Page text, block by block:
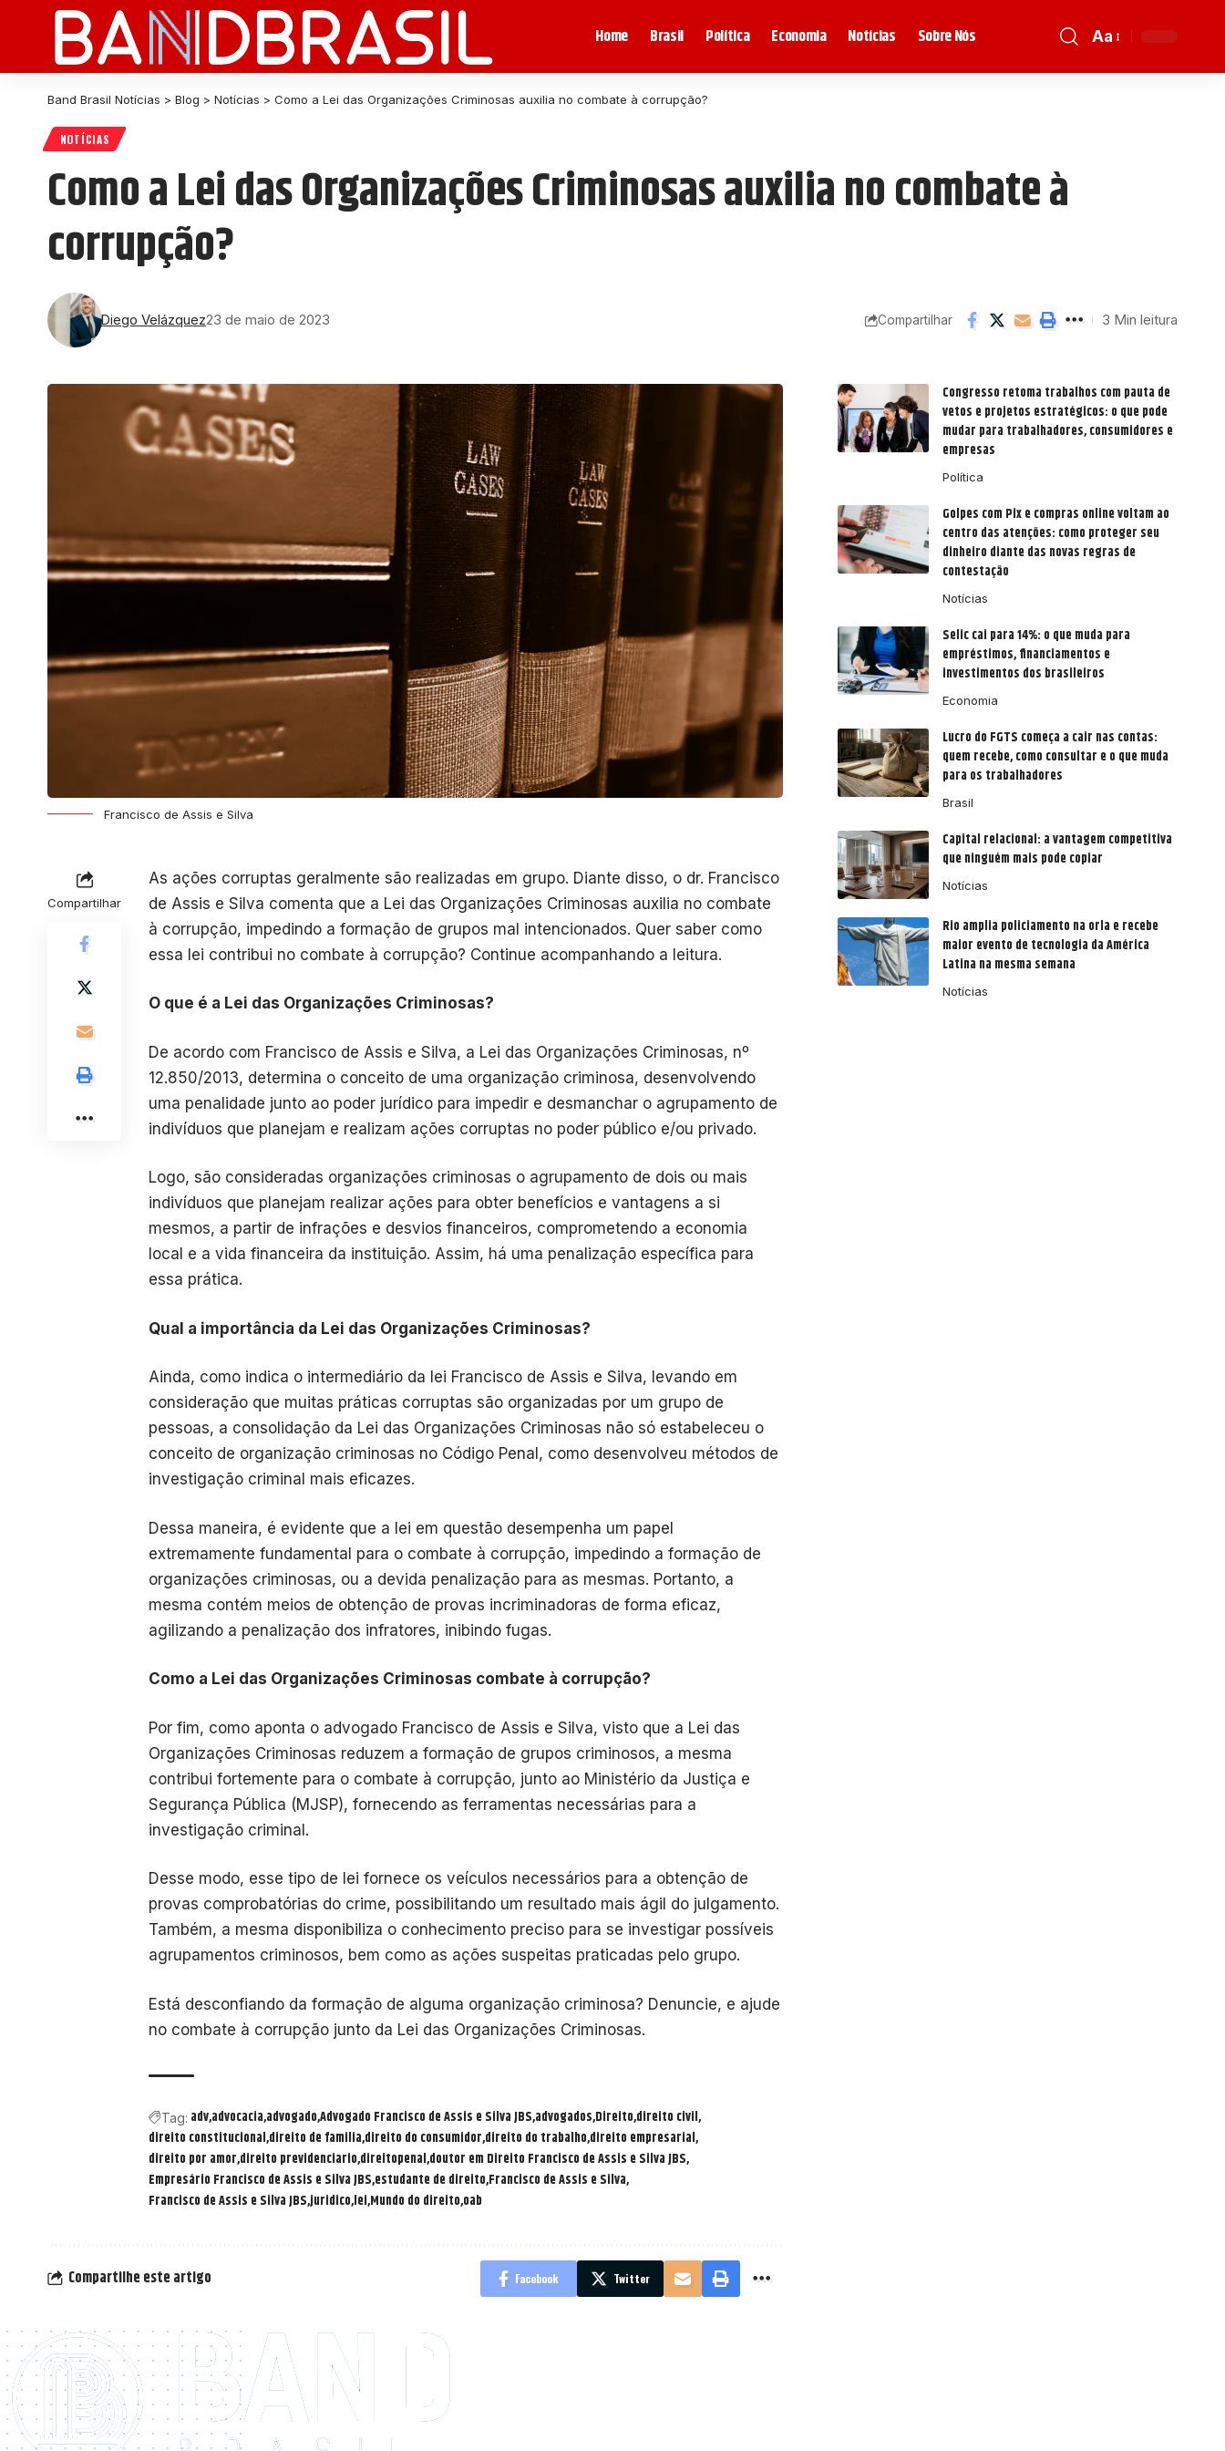
Home Brasil Política Economia Notícias Sobre Nós Aa
Band Brasil Notícias > Blog > Notícias > Como a Lei das Organizações Criminosas auxilia no combate à corrupção?
NOTÍCIAS
Como a Lei das Organizações Criminosas auxilia no combate à
corrupção?
Diego Velázquez23 de maio de 2023 Compartilhar 3 Min leitura
Francisco de Assis e Silva
Compartilhar
As ações corruptas geralmente são realizadas em grupo. Diante disso, o dr. Francisco
de Assis e Silva comenta que a Lei das Organizações Criminosas auxilia no combate
à corrupção, impedindo a formação de grupos mal intencionados. Quer saber como
essa lei contribui no combate à corrupção? Continue acompanhando a leitura.
O que é a Lei das Organizações Criminosas?
De acordo com Francisco de Assis e Silva, a Lei das Organizações Criminosas, nº
12.850/2013, determina o conceito de uma organização criminosa, desenvolvendo
uma penalidade junto ao poder jurídico para impedir e desmanchar o agrupamento de
indivíduos que planejam e realizam ações corruptas no poder público e/ou privado.
Logo, são consideradas organizações criminosas o agrupamento de dois ou mais
indivíduos que planejam realizar ações para obter benefícios e vantagens a si
mesmos, a partir de infrações e desvios financeiros, comprometendo a economia
local e a vida financeira da instituição. Assim, há uma penalização específica para
essa prática.
Qual a importância da Lei das Organizações Criminosas?
Ainda, como indica o intermediário da lei Francisco de Assis e Silva, levando em
consideração que muitas práticas corruptas são organizadas por um grupo de
pessoas, a consolidação da Lei das Organizações Criminosas não só estabeleceu o
conceito de organização criminosas no Código Penal, como desenvolveu métodos de
investigação criminal mais eficazes.
Dessa maneira, é evidente que a lei em questão desempenha um papel
extremamente fundamental para o combate à corrupção, impedindo a formação de
organizações criminosas, ou a devida penalização para as mesmas. Portanto, a
mesma contém meios de obtenção de provas incriminadoras de forma eficaz,
agilizando a penalização dos infratores, inibindo fugas.
Como a Lei das Organizações Criminosas combate à corrupção?
Por fim, como aponta o advogado Francisco de Assis e Silva, visto que a Lei das
Organizações Criminosas reduzem a formação de grupos criminosos, a mesma
contribui fortemente para o combate à corrupção, junto ao Ministério da Justiça e
Segurança Pública (MJSP), fornecendo as ferramentas necessárias para a
investigação criminal.
Desse modo, esse tipo de lei fornece os veículos necessários para a obtenção de
provas comprobatórias do crime, possibilitando um resultado mais ágil do julgamento.
Também, a mesma disponibiliza o conhecimento preciso para se investigar possíveis
agrupamentos criminosos, bem como as ações suspeitas praticadas pelo grupo.
Está desconfiando da formação de alguma organização criminosa? Denuncie, e ajude
no combate à corrupção junto da Lei das Organizações Criminosas.
Tag: advadvocacia advogadoAdvogado Francisco de Assis e Silva JBS advogados Direito direito civil
direito constitucional direito de familia direito do consumidor direito do trabalho direito empresarial
direito por amor direito previdenciario direitopenal doutor em Direito Francisco de Assis e Silva JBS
Empresário Francisco de Assis e Silva JBS estudante de direito Francisco de Assis e Silva
Francisco de Assis e Silva JBSjuridico lei Mundo do direito oab
Compartilhe este artigo Facebook Twitter
Congresso retoma trabalhos com pauta de
vetos e projetos estratégicos: o que pode
mudar para trabalhadores, consumidores e
empresas
Política
Golpes com Pix e compras online voltam ao
centro das atenções: como proteger seu
dinheiro diante das novas regras de
contestação
Notícias
Selic cai para 14%: o que muda para
empréstimos, financiamentos e
investimentos dos brasileiros
Economia
Lucro do FGTS começa a cair nas contas:
quem recebe, como consultar e o que muda
para os trabalhadores
Brasil
Capital relacional: a vantagem competitiva
que ninguém mais pode copiar
Notícias
Rio amplia policiamento na orla e recebe
maior evento de tecnologia da América
Latina na mesma semana
Notícias